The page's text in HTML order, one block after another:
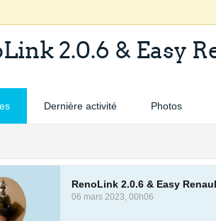
2.0.6 & Easy
Dernière activité Photos
RenoLink 2.0.6 & Easy
06 mars 2023, 00h06